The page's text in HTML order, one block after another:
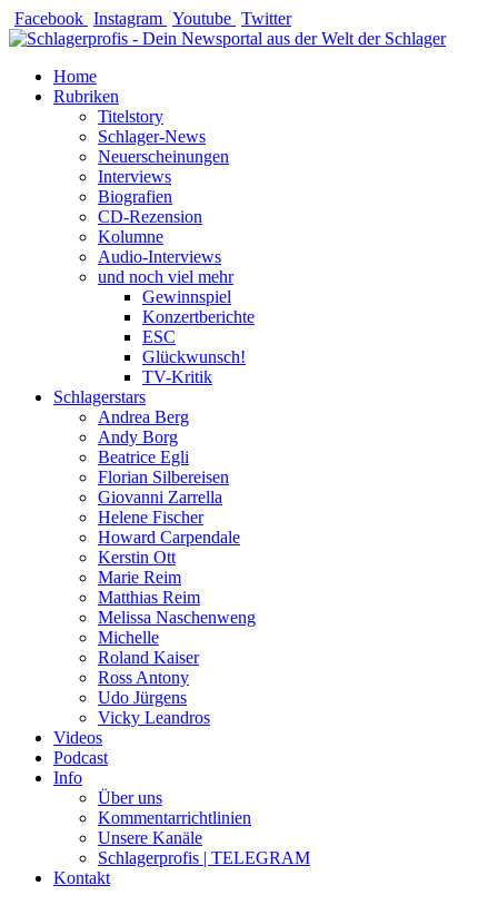
Zum
Inhalt
Facebook Instagram Youtube Twitter
Home
Rubriken
Titelstory
Schlager-News
Neuerscheinungen
Interviews
Biografien
CD-Rezension
Kolumne
Audio-Interviews
und noch viel mehr
Gewinnspiel
Konzertberichte
ESC
Glückwunsch!
TV-Kritik
Schlagerstars
Andrea Berg
Andy Borg
Beatrice Egli
Florian Silbereisen
Giovanni Zarrella
Helene Fischer
Howard Carpendale
Kerstin Ott
Marie Reim
Matthias Reim
Melissa Naschenweng
Michelle
Roland Kaiser
Ross Antony
Udo Jürgens
Vicky Leandros
Videos
Podcast
Info
Über uns
Kommentarrichtlinien
Unsere Kanäle
Schlagerprofis | TELEGRAM
Kontakt